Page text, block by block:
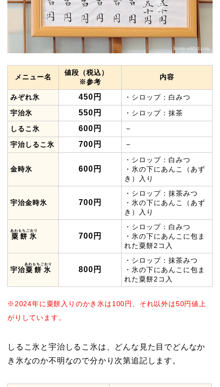
メニュー名
値段（税込）
※参考
内容
みぞれ氷 450円
・シロップ：白みつ
宇治氷
550円
・シロップ：抹茶
しるこ氷
600円 －
宇治しるこ氷 700円 －
金時氷 600円
・シロップ：白みつ
・氷の下にあんこ（あず
き）入り
宇治金時氷 700円
・シロップ：抹茶みつ
・氷の下にあんこ（あず
き）入り
粟餅氷
あわもちごおり
700円
・シロップ：白みつ
・氷の下にあんこに包ま
れた粟餅2コ入
宇治粟餅氷
あわもちごおり
800円
・シロップ：抹茶みつ
・氷の下にあんこに包ま
れた粟餅2コ入
※2024年に粟餅入りのかき氷は100円、それ以外は50円値上
がりしています。
しるこ氷と宇治しるこ氷は、どんな見た目でどんなか
き氷なのか不明なので分かり次第追記します。